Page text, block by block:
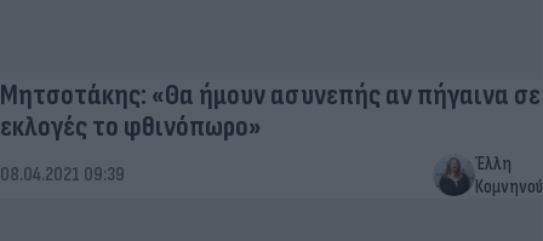
Μητσοτάκης: «Θα ήμουν ασυνεπής αν πήγαινα σε
εκλογές το φθινόπωρο»
08.04.2021 09:39
Έλλη
Κομνηνού